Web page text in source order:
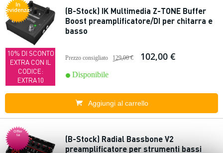
In
evidenza
10% DI SCONTO
EXTRA CON IL
CODICE:
EXTRA10
(B-Stock) IK Multimedia Z-TONE Buffer
Boost preamplificatore/DI per chitarra e
basso
Prezzo consigliato 129,00 € 102,00 €
Disponibile
Aggiungi al carrello
Offer
ta
(B-Stock) Radial Bassbone V2
preamplificatore per strumenti bassi